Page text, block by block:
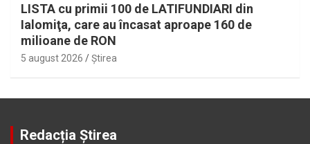
LISTA cu primii 100 de LATIFUNDIARI din
Ialomiţa, care au încasat aproape 160 de
milioane de RON
5 august 2026 Ştirea
Redacția Știrea